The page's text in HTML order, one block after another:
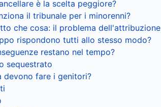
è la scelta peggiore?
il tribunale per i minorenni?
che cosa: il problema dell'attribuzione
rispondono tutti allo stesso modo?
restano nel tempo?
sequestrato
devono fare i genitori?